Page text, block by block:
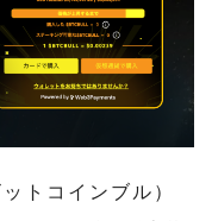
トコインブル）